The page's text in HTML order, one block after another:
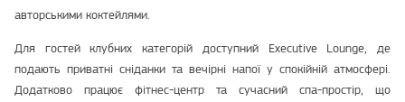
авторськими коктейлями.
Для гостей клубних категорій доступний Executive Lounge, де
подають приватні сніданки та вечірні напої у спокійній атмосфері.
Додатково працює фітнес-центр та сучасний спа-простір, що